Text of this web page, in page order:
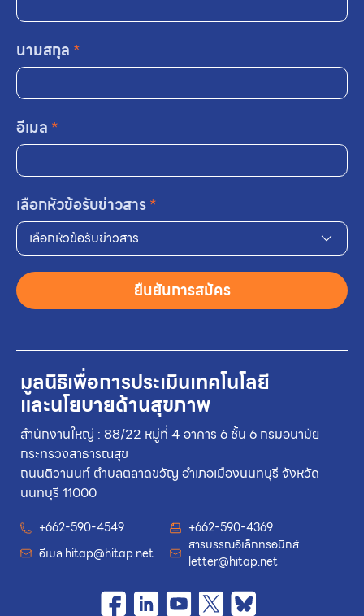
มูลนิธิเพื่อการประเมินเทคโนโลยี
และนโยบายด้านสุขภาพ
สำนักงานใหญ่ : 88/22 หมู่ที่ 4 อาคาร 6 ชั้น 6 กรมอนามัย
กระทรวงสาธารณสุข
ถนนติวานนท์ ตำบลตลาดขวัญ อำเภอเมืองนนทบุรี จังหวัด
นนทบุรี 11000
+662-590-4549
+662-590-4369
อีเมล hitap@hitap.net
สารบรรณอิเล็กทรอนิกส์
letter@hitap.net
นามสกุล *
อีเมล *
เลือกหัวข้อรับข่าวสาร*
เลือกหัวข้อรับข่าวสาร
ยืนยันการสมัคร